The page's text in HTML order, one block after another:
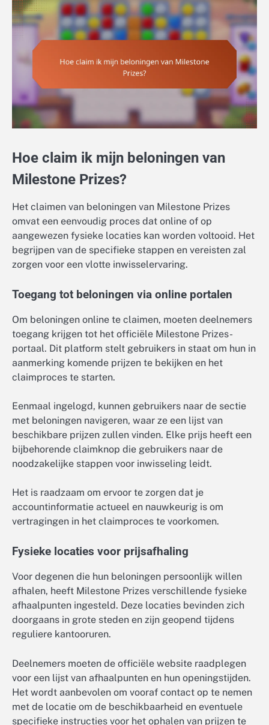
Hoe claim ik mijn beloningen van
Milestone Prizes?
Het claimen van beloningen van Milestone Prizes
omvat een eenvoudig proces dat online of op
aangewezen fysieke locaties kan worden voltooid. Het
begrijpen van de specifieke stappen en vereisten zal
zorgen voor een vlotte inwisselervaring.
Toegang tot beloningen via online portalen
Om beloningen online te claimen, moeten deelnemers
toegang krijgen tot het officiële Milestone Prizes-
portaal. Dit platform stelt gebruikers in staat om hun in
aanmerking komende prijzen te bekijken en het
claimproces te starten.
Eenmaal ingelogd, kunnen gebruikers naar de sectie
met beloningen navigeren, waar ze een lijst van
beschikbare prijzen zullen vinden. Elke prijs heeft een
bijbehorende claimknop die gebruikers naar de
noodzakelijke stappen voor inwisseling leidt.
Het is raadzaam om ervoor te zorgen dat je
accountinformatie actueel en nauwkeurig is om
vertragingen in het claimproces te voorkomen.
Fysieke locaties voor prijsafhaling
Voor degenen die hun beloningen persoonlijk willen
afhalen, heeft Milestone Prizes verschillende fysieke
afhaalpunten ingesteld. Deze locaties bevinden zich
doorgaans in grote steden en zijn geopend tijdens
reguliere kantooruren.
Deelnemers moeten de officiële website raadplegen
voor een lijst van afhaalpunten en hun openingstijden.
Het wordt aanbevolen om vooraf contact op te nemen
met de locatie om de beschikbaarheid en eventuele
specifieke instructies voor het ophalen van prijzen te